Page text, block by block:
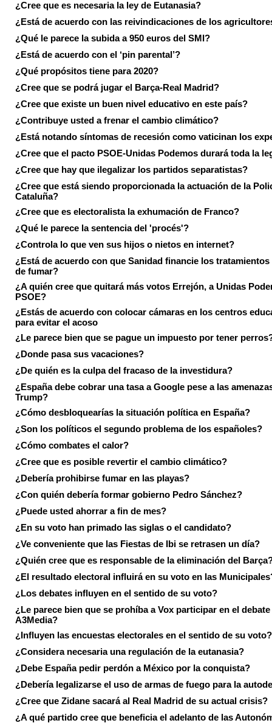
¿Cree que es necesaria la ley de Eutanasia?
¿Está de acuerdo con las reivindicaciones de los
¿Qué le parece la subida a 950 euros del SMI?
¿Está de acuerdo con el ‘pin parental’?
¿Qué propósitos tiene para 2020?
¿Cree que se podrá jugar el Barça-Real Madrid?
¿Cree que existe un buen nivel educativo en este país?
¿Contribuye usted a frenar el cambio climático?
¿Está notando síntomas de recesión como vaticinan los
¿Cree que el pacto PSOE-Unidas Podemos durará toda la
¿Cree que hay que ilegalizar los partidos separatistas?
¿Cree que está siendo proporcionada la actuación de la
Cataluña?
¿Cree que es electoralista la exhumación de Franco?
¿Qué le parece la sentencia del 'procés'?
¿Controla lo que ven sus hijos o nietos en internet?
¿Está de acuerdo con que Sanidad financie los tratamientos
de fumar?
¿A quién cree que quitará más votos Errejón, a Unidas
PSOE?
¿Estás de acuerdo con colocar cámaras en los centros
para evitar el acoso
¿Le parece bien que se pague un impuesto por tener
¿Donde pasa sus vacaciones?
¿De quién es la culpa del fracaso de la investidura?
¿España debe cobrar una tasa a Google pese a las
Trump?
¿Cómo desbloquearías la situación política en España?
¿Son los políticos el segundo problema de los españoles?
¿Cómo combates el calor?
¿Cree que es posible revertir el cambio climático?
¿Debería prohibirse fumar en las playas?
¿Con quién debería formar gobierno Pedro Sánchez?
¿Puede usted ahorrar a fin de mes?
¿En su voto han primado las siglas o el candidato?
¿Ve conveniente que las Fiestas de Ibi se retrasen un día?
¿Quién cree que es responsable de la eliminación del
¿El resultado electoral influirá en su voto en las
¿Los debates influyen en el sentido de su voto?
¿Le parece bien que se prohíba a Vox participar en el debate
A3Media?
¿Influyen las encuestas electorales en el sentido de su voto?
¿Considera necesaria una regulación de la eutanasia?
¿Debe España pedir perdón a México por la conquista?
¿Debería legalizarse el uso de armas de fuego para la
¿Cree que Zidane sacará al Real Madrid de su actual crisis?
¿A qué partido cree que beneficia el adelanto de las